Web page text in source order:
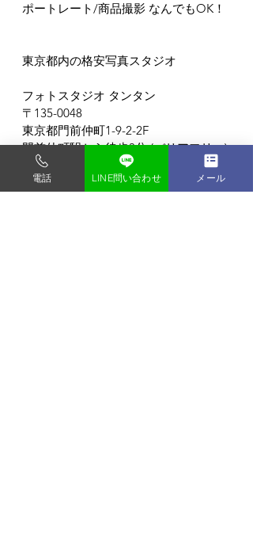
ポートレート/商品撮影 なんでもOK！
東京都内の格安写真スタジオ
フォトスタジオ タンタン
〒135-0048
東京都門前仲町1-9-2-2F
門前仲町駅から徒歩3分 (バリアフリー)
電話 LINE問い合わせ メール